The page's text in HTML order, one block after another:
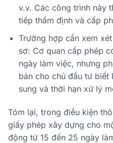
v.v. Các công trình này
tiếp thẩm định và cấp
Trường hợp cần xem
sơ: Cơ quan cấp phép
ngày làm việc, nhưng
bản cho chủ đầu tư
sung và thời hạn xử lý
Tóm lại, trong điều kiện
giấy phép xây dựng cho
động từ 15 đến 25 ngày